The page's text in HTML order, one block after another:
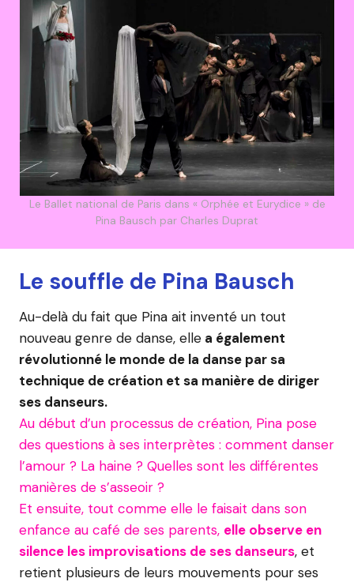
Le Ballet national de Paris dans « Orphée et Eurydice » de
Pina Bausch par Charles Duprat
Le souffle de Pina Bausch
Au-delà du fait que Pina ait inventé un tout
nouveau genre de danse, elle a également
révolutionné le monde de la danse par sa
technique de création et sa manière de diriger
ses danseurs.
Au début d’un processus de création, Pina pose
des questions à ses interprètes : comment danser
l’amour ? La haine ? Quelles sont les différentes
manières de s’asseoir ?
Et ensuite, tout comme elle le faisait dans son
enfance au café de ses parents, elle observe en
silence les improvisations de ses danseurs, et
retient plusieurs de leurs mouvements pour ses